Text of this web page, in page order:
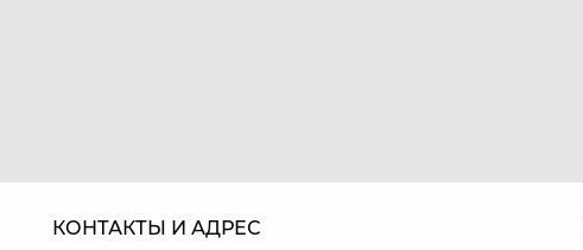
КОНТАКТЫ И АДРЕС